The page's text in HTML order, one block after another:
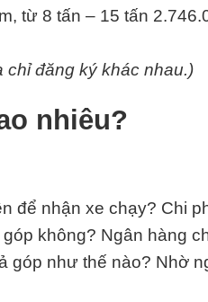
từ 8 tấn – 15 tấn
chỉ đăng ký khác nhau.)
nhiêu?
để nhận xe chạy? Chi
không? Ngân hàng
góp như thế nào? Nhờ